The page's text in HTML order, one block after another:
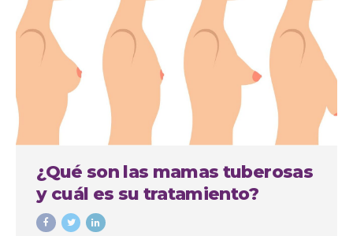
¿Qué son las mamas tuberosas
y cuál es su tratamiento?